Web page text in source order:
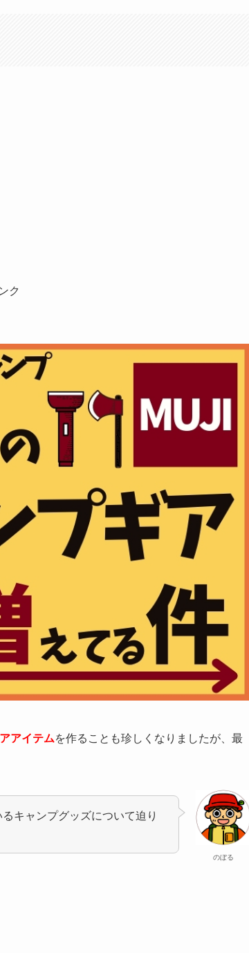
ク
アイテムを作ることも珍しくなりましたが、最
のぼる
キャンプグッズについて迫り